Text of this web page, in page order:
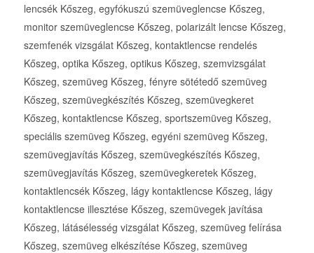
lencsék Kőszeg, egyfókuszú szemüveglencse Kőszeg,
monitor szemüveglencse Kőszeg, polarizált lencse Kőszeg,
szemfenék vizsgálat Kőszeg, kontaktlencse rendelés
Kőszeg, optika Kőszeg, optikus Kőszeg, szemvizsgálat
Kőszeg, szemüveg Kőszeg, fényre sötétedő szemüveg
Kőszeg, szemüvegkészítés Kőszeg, szemüvegkeret
Kőszeg, kontaktlencse Kőszeg, sportszemüveg Kőszeg,
speciális szemüveg Kőszeg, egyéni szemüveg Kőszeg,
szemüvegjavítás Kőszeg, szemüvegkészítés Kőszeg,
szemüvegjavítás Kőszeg, szemüvegkeretek Kőszeg,
kontaktlencsék Kőszeg, lágy kontaktlencse Kőszeg, lágy
kontaktlencse illesztése Kőszeg, szemüvegek javítása
Kőszeg, látásélesség vizsgálat Kőszeg, szemüveg felírása
Kőszeg, szemüveg elkészítése Kőszeg, szemüveg